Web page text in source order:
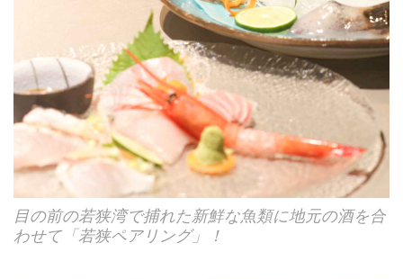
目の前の若狭湾で捕れた新鮮な魚類に地元の酒を合
わせて「若狭ペアリング」！